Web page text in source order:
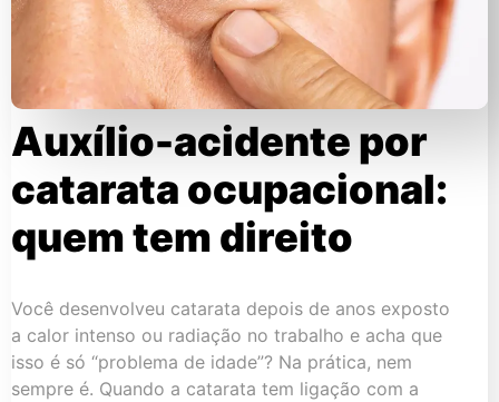
Auxílio-acidente por
catarata ocupacional:
quem tem direito
Você desenvolveu catarata depois de anos exposto
a calor intenso ou radiação no trabalho e acha que
isso é só “problema de idade”? Na prática, nem
sempre é. Quando a catarata tem ligação com a